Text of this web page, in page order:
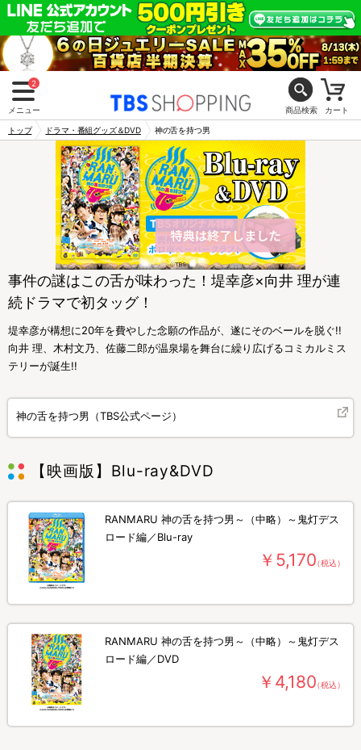
2
メニュー 商品検索 カート
トップ ドラマ・番組グッズ＆DVD 神の舌を持つ男
事件の謎はこの舌が味わった！堤幸彦×向井 理が連
続ドラマで初タッグ！
堤幸彦が構想に20年を費やした念願の作品が、遂にそのベールを脱ぐ!!
向井 理、木村文乃、佐藤二郎が温泉場を舞台に繰り広げるコミカルミス
テリーが誕生!!
神の舌を持つ男（TBS公式ページ）
【映画版】Blu-ray&DVD
RANMARU 神の舌を持つ男～（中略）～鬼灯デス
ロード編／Blu-ray
￥5,170（税込）
RANMARU 神の舌を持つ男～（中略）～鬼灯デス
ロード編／DVD
￥4,180（税込）